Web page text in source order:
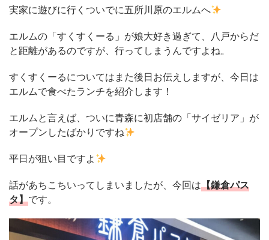
実家に遊びに行くついでに五所川原のエルムへ
エルムの「すくすくーる」が娘大好き過ぎて、八戸からだ
と距離があるのですが、行ってしまうんですよね。
すくすくーるについてはまた後日お伝えしますが、今日は
エルムで食べたランチを紹介します！
エルムと言えば、ついに青森に初店舗の「サイゼリア」が
オープンしたばかりですね
平日が狙い目ですよ
話があちこちいってしまいましたが、今回は【鎌倉パス
タ】です。